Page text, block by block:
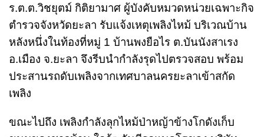
ร.ต.ต.วิชยุตม์ กิติยามาศ ผู้บังคับหมวดหน่วยเฉพาะกิจ
ตำรวจจังหวัดยะลา รับแจ้งเหตุเพลิงไหม้ บริเวณบ้าน
หลังหนึ่งในท้องที่หมู่ 1 บ้านพงยือไร ต.บันนังสาเรง
อ.เมือง จ.ยะลา จึงรีบนำกำลังรุดไปตรวจสอบ พร้อม
ประสานรถดับเพลิงจากเทศบาลนครยะลาเข้าสกัด
เพลิง
ขณะไปถึง เพลิงกำลังลุกไหม้ป่าหญ้าข้างโกดังเก็บ